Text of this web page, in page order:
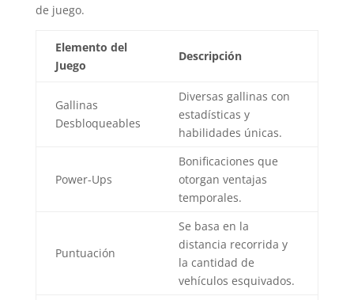
de juego.
Elemento del
Juego
Descripción
Gallinas
Desbloqueables
Diversas gallinas con
estadísticas y
habilidades únicas.
Power-Ups
Bonificaciones que
otorgan ventajas
temporales.
Puntuación
Se basa en la
distancia recorrida y
la cantidad de
vehículos esquivados.